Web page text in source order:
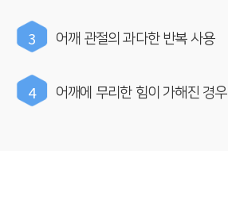
3 어깨 관절의 과다한 반복 사용
4 어깨에 무리한 힘이 가해진 경우